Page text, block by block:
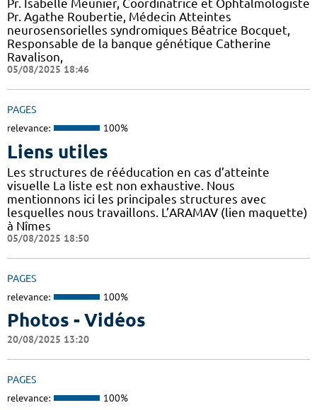
Pr. Isabelle Meunier, Coordinatrice et Ophtalmologiste
Pr. Agathe Roubertie, Médecin Atteintes
neurosensorielles syndromiques Béatrice Bocquet,
Responsable de la banque génétique Catherine
Ravalison,
05/08/2025 18:46
PAGES
relevance: 100%
Liens utiles
Les structures de rééducation en cas d’atteinte
visuelle La liste est non exhaustive. Nous
mentionnons ici les principales structures avec
lesquelles nous travaillons. L’ARAMAV (lien maquette)
à Nîmes
05/08/2025 18:50
PAGES
relevance: 100%
Photos - Vidéos
20/08/2025 13:20
PAGES
relevance: 100%